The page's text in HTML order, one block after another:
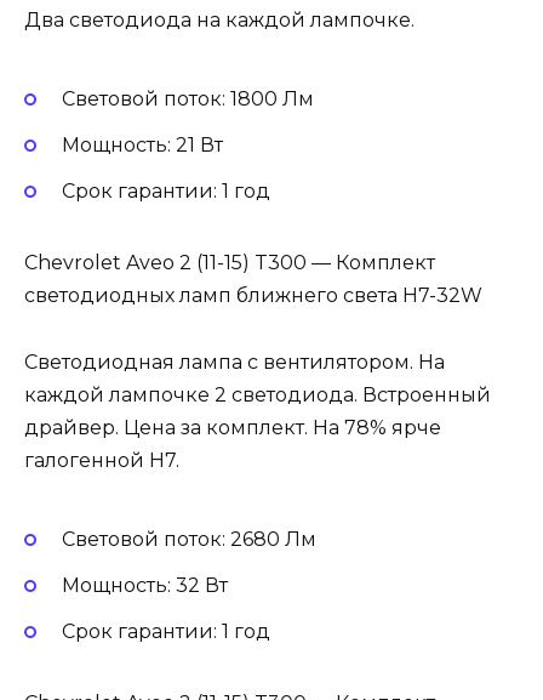
Два светодиода на каждой лампочке.
Световой поток: 1800 Лм
Мощность: 21 Вт
Cрок гарантии: 1 год
Chevrolet Aveo 2 (11-15) T300 — Комплект
светодиодных ламп ближнего света H7-32W
Светодиодная лампа с вентилятором. На
каждой лампочке 2 светодиода. Встроенный
драйвер. Цена за комплект. На 78% ярче
галогенной Н7.
Световой поток: 2680 Лм
Мощность: 32 Вт
Cрок гарантии: 1 год